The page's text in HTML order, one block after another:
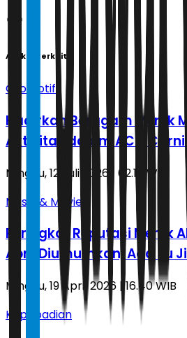
Artikel Terkait
Otomotif
Hadirkan Beragam Merek
Aktivitas dalam ACC
Minggu, 12 Juli 2026 | 02.10 WIB
Music & Movie
Peringkat Reputasi Merek
April Diumumkan, Ada Ju
Minggu, 19 April 2026 | 16.40 WIB
Kepribadian